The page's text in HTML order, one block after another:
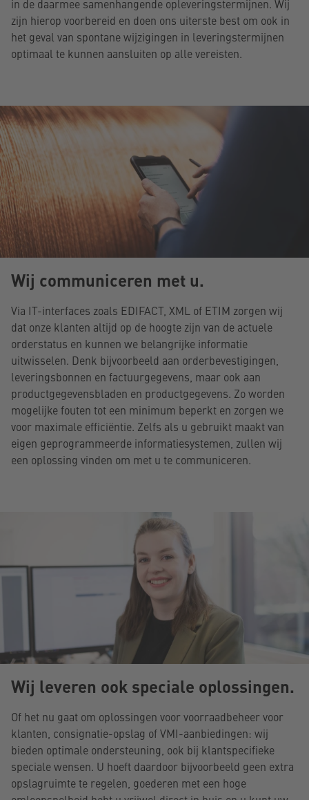
in de daarmee samenhangende opleveringstermijnen. Wij
zijn hierop voorbereid en doen ons uiterste best om ook in
het geval van spontane wijzigingen in leveringstermijnen
optimaal te kunnen aansluiten op alle vereisten.
Wij communiceren met u.
Via IT-interfaces zoals EDIFACT, XML of ETIM zorgen wij
dat onze klanten altijd op de hoogte zijn van de actuele
orderstatus en kunnen we belangrijke informatie
uitwisselen. Denk bijvoorbeeld aan orderbevestigingen,
leveringsbonnen en factuurgegevens, maar ook aan
productgegevensbladen en productgegevens. Zo worden
mogelijke fouten tot een minimum beperkt en zorgen we
voor maximale efficiëntie. Zelfs als u gebruikt maakt van
eigen geprogrammeerde informatiesystemen, zullen wij
een oplossing vinden om met u te communiceren.
Wij leveren ook speciale oplossingen.
Of het nu gaat om oplossingen voor voorraadbeheer voor
klanten, consignatie-opslag of VMI-aanbiedingen: wij
bieden optimale ondersteuning, ook bij klantspecifieke
speciale wensen. U hoeft daardoor bijvoorbeeld geen extra
opslagruimte te regelen, goederen met een hoge